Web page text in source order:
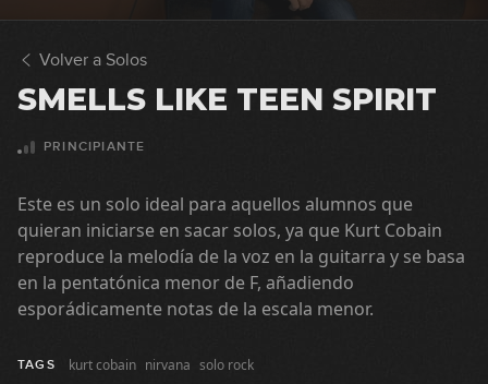
Volver a Solos
SMELLS LIKE TEEN SPIRIT
PRINCIPIANTE
Este es un solo ideal para aquellos alumnos que
quieran iniciarse en sacar solos, ya que Kurt Cobain
reproduce la melodía de la voz en la guitarra y se basa
en la pentatónica menor de F, añadiendo
esporádicamente notas de la escala menor.
TAGS kurt cobain nirvana solo rock
1
Comfortably Numb